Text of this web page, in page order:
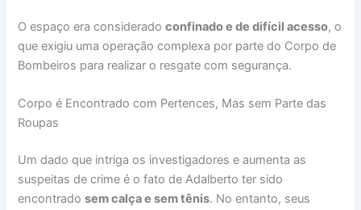
O espaço era consideradoconfinado e de difícil acesso, o
que exigiu uma operação complexa por parte do Corpo de
Bombeiros para realizar o resgate com segurança.
Corpo é Encontrado com Pertences, Mas sem Parte das
Roupas
Um dado que intriga os investigadores e aumenta as
suspeitas de crime é o fato de Adalberto ter sido
encontradosem calça e sem tênis. No entanto, seus